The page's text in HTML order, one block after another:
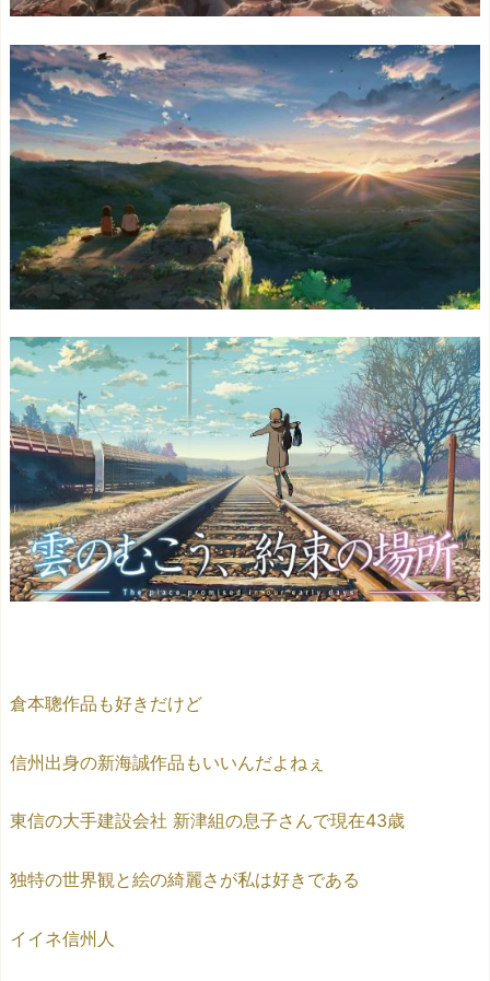
倉本聰作品も好きだけど
信州出身の新海誠作品もいいんだよねぇ
東信の大手建設会社 新津組の息子さんで現在43歳
独特の世界観と絵の綺麗さが私は好きである
イイネ信州人